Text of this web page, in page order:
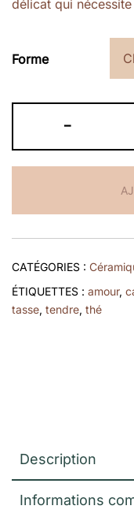
délicat qui
Forme
-
CATÉGORIES :
ÉTIQUETTES : amour,
tasse, tendre, thé
Description
Informations